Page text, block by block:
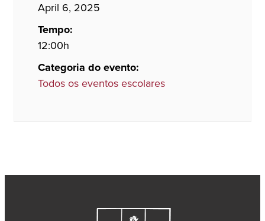
April 6, 2025
Tempo:
12:00h
Categoria do evento:
Todos os eventos escolares